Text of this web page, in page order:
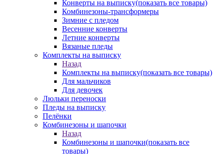
Конверты на выписку(показать все товары)
Комбинезоны-трансформеры
Зимние с пледом
Весенние конверты
Летние конверты
Вязаные пледы
Комплекты на выписку
Назад
Комплекты на выписку(показать все товары)
Для мальчиков
Для девочек
Люльки переноски
Пледы на выписку
Пелёнки
Комбинезоны и шапочки
Назад
Комбинезоны и шапочки(показать все
товары)